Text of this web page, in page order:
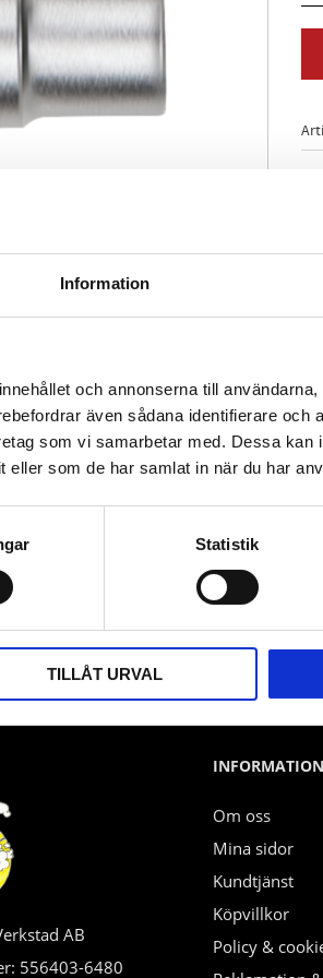
Information
och annonserna till
även sådana identifierare och
som vi samarbetar med. Dessa kan
eller som de har samlat in när du har
Statistik
TILLÅT URVAL
PRENUMERERA
AB
556403-6480
INFORMATION
Om oss
Mina sidor
Kundtjänst
Köpvillkor
Policy &